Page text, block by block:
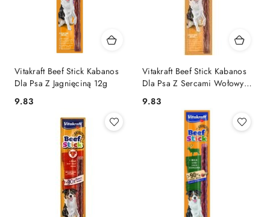
Vitakraft Beef Stick Kabanos
Dla Psa Z Jagnięciną 12g
Cena:
9.83
Vitakraft Beef Stick Kabanos
Dla Psa Z Sercami Wołowymi
Cena:
9.83